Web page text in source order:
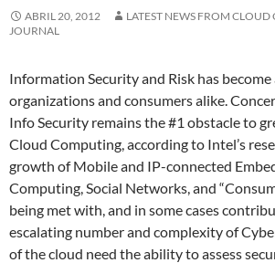
ABRIL 20, 2012
LATEST NEWS FROM
JOURNAL
Information Security and Risk has
organizations and consumers alike.
Info Security remains the #1 obstacle to
Cloud Computing, according to Intel’s
growth of Mobile and IP-connected
Computing, Social Networks, and
being met with, and in some cases
escalating number and complexity of
of the cloud need the ability to assess